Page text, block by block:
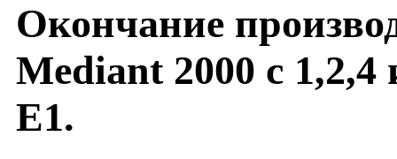
Окончание
Mediant 2000 c
E1.